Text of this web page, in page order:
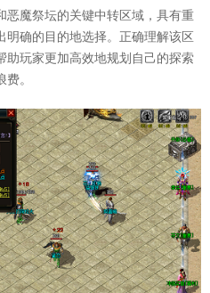
恶魔祭坛的关键中转区域，具有重
确的目的地选择。正确理解该区
助玩家更加高效地规划自己的探索
。